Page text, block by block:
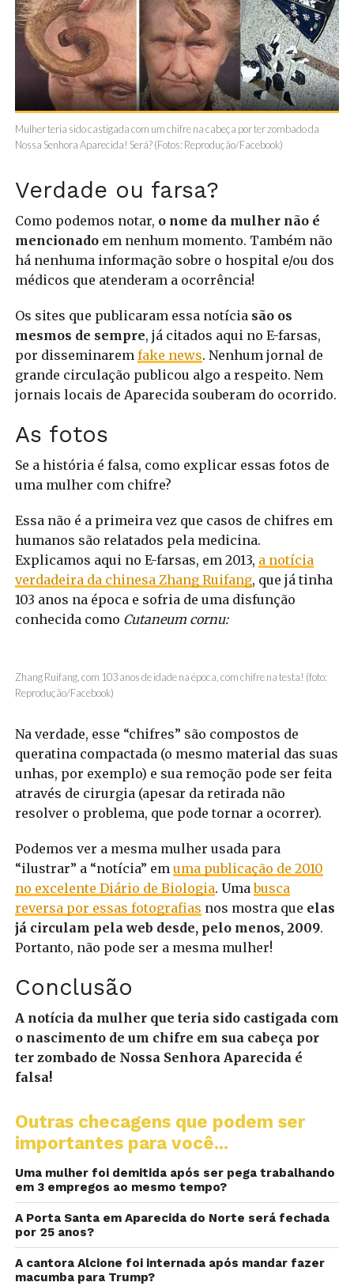
Mulher teria sido castigada com um chifre na cabeça por ter zombado da
Nossa Senhora Aparecida! Será? (Fotos: Reprodução/Facebook)
Verdade ou farsa?
Como podemos notar, o nome da mulher não é
mencionadoem nenhum momento. Também não
há nenhuma informação sobre o hospital e/ou dos
médicos que atenderam a ocorrência!
Os sites que publicaram essa notícia são os
mesmos de sempre, já citados aqui no E-farsas,
por disseminarem fake news. Nenhum jornal de
grande circulação publicou algo a respeito. Nem
jornais locais de Aparecida souberam do ocorrido.
As fotos
Se a história é falsa, como explicar essas fotos de
uma mulher com chifre?
Essa não é a primeira vez que casos de chifres em
humanos são relatados pela medicina.
Explicamos aqui no E-farsas, em 2013, a notícia
verdadeira da chinesa Zhang Ruifang, que já tinha
103 anos na época e sofria de uma disfunção
conhecida como Cutaneum cornu:
Zhang Ruifang, com 103 anos de idade na época, com chifre na testa! (foto:
Reprodução/Facebook)
Na verdade, esse “chifres” são compostos de
queratina compactada (o mesmo material das suas
unhas, por exemplo) e sua remoção pode ser feita
através de cirurgia (apesar da retirada não
resolver o problema, que pode tornar a ocorrer).
Podemos ver a mesma mulher usada para
“ilustrar” a “notícia” em uma publicação de 2010
no excelente Diário de Biologia. Umabusca
reversa por essas fotografias nos mostra que elas
já circulam pela web desde, pelo menos, 2009.
Portanto, não pode ser a mesma mulher!
Conclusão
A notícia da mulher que teria sido castigada com
o nascimento de um chifre em sua cabeça por
ter zombado de Nossa Senhora Aparecida é
falsa!
Outras checagens que podem ser
importantes para você...
Uma mulher foi demitida após ser pega trabalhando
em 3 empregos ao mesmo tempo?
A Porta Santa em Aparecida do Norte será fechada
por 25 anos?
A cantora Alcione foi internada após mandar fazer
macumba para Trump?